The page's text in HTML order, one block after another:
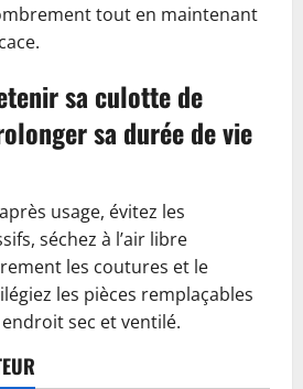
tout en maintenant
sa culotte de
sa durée de vie
usage, évitez les
séchez à l’air libre
les coutures et le
les pièces remplaçables
sec et ventilé.